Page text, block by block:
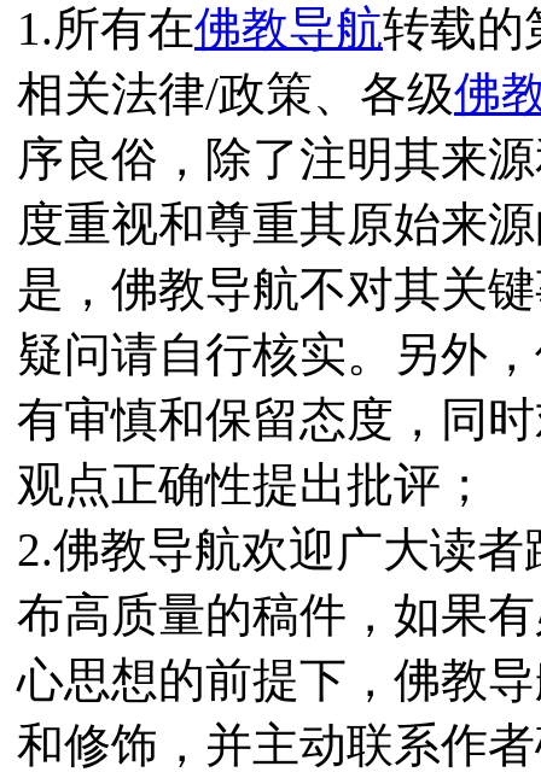
1.所有在佛教导航转载的
相关法律/政策、各级佛
序良俗，除了注明其来
度重视和尊重其原始来
是，佛教导航不对其关
疑问请自行核实。另外
有审慎和保留态度，同
观点正确性提出批评；
2.佛教导航欢迎广大读
布高质量的稿件，如果
心思想的前提下，佛教
和修饰，并主动联系作